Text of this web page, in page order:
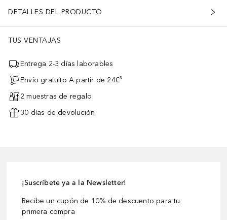
DETALLES DEL PRODUCTO
TUS VENTAJAS
Entrega 2-3 días laborables
Envío gratuito A partir de 24€³
2 muestras de regalo
30 días de devolución
¡Suscríbete ya a la Newsletter!
Recibe un cupón de 10% de descuento para tu
primera compra